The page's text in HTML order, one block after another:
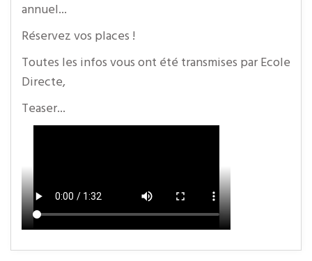
annuel...
Réservez vos places !
Toutes les infos vous ont été transmises par Ecole
Directe,
Teaser...